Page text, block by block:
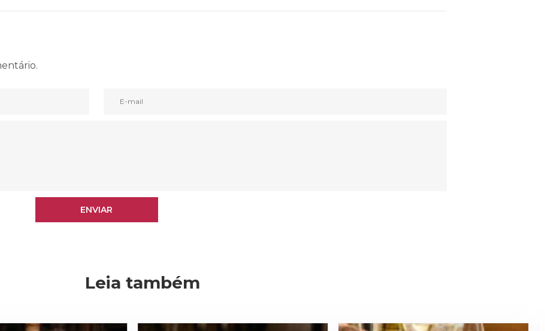
ENVIAR
Leia também